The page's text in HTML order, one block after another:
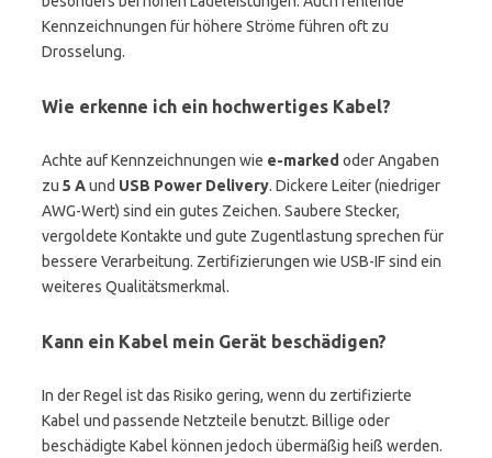
Kennzeichnungen für höhere Ströme führen oft zu
Drosselung.
Wie erkenne ich ein hochwertiges Kabel?
Achte auf Kennzeichnungen wie e-marked oder Angaben
zu 5 Aund USB Power Delivery. Dickere Leiter (niedriger
AWG-Wert) sind ein gutes Zeichen. Saubere Stecker,
vergoldete Kontakte und gute Zugentlastung sprechen für
bessere Verarbeitung. Zertifizierungen wie USB-IF sind ein
weiteres Qualitätsmerkmal.
Kann ein Kabel mein Gerät beschädigen?
In der Regel ist das Risiko gering, wenn du zertifizierte
Kabel und passende Netzteile benutzt. Billige oder
beschädigte Kabel können jedoch übermäßig heiß werden.